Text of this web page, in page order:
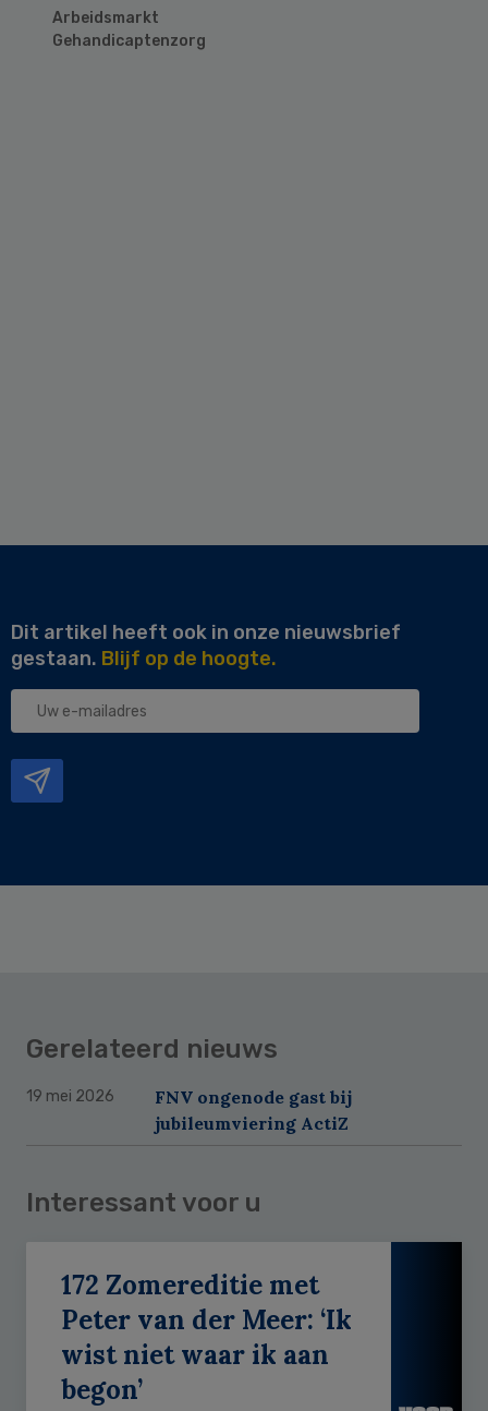
Arbeidsmarkt
Gehandicaptenzorg
Dit artikel heeft ook in onze nieuwsbrief
gestaan. Blijf op de hoogte.
Uw
Gerelateerd nieuws
19 mei 2026
FNV ongenode gast bij
jubileumviering ActiZ
Interessant voor u
172 Zomereditie met
Peter van der Meer: ‘Ik
wist niet waar ik aan
begon’